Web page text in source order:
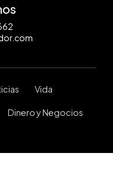
Vida
Dinero y Negocios